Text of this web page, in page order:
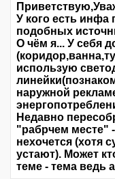
У кого есть инфа
подобных
О чём я... У себя
использую
наружной
Недавно
"рабрчем месте"
нехочется (хотя
устают). Может
теме - тема ведь